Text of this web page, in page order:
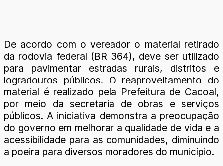
De acordo com o vereador o material retirado
da rodovia federal (BR 364), deve ser utilizado
para pavimentar estradas rurais, distritos e
logradouros públicos. O reaproveitamento do
material é realizado pela Prefeitura de Cacoal,
por meio da secretaria de obras e serviços
públicos. A iniciativa demonstra a preocupação
do governo em melhorar a qualidade de vida e a
acessibilidade para as comunidades, diminuindo
a poeira para diversos moradores do município.